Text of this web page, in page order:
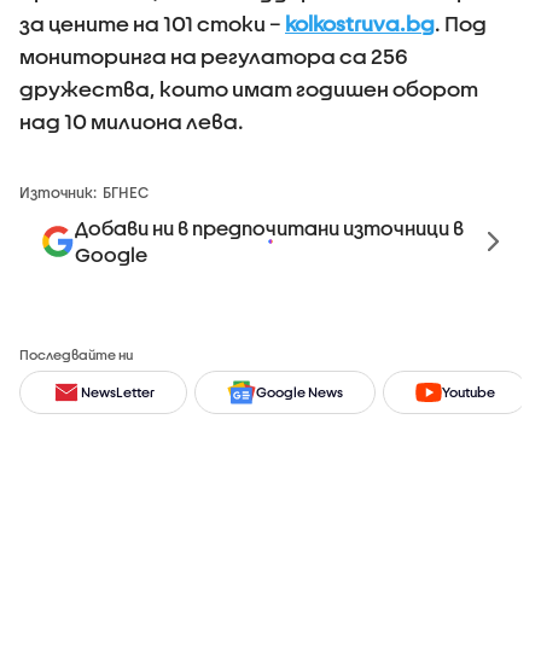
за цените на 101 стоки – kolkostruva.bg. Под
мониторинга на регулатора са 256
дружества, които имат годишен оборот
над 10 милиона лева.
Източник: БГНЕС
Добави ни в предпочитани източници в
Google
Последвайте ни
NewsLetter Google News Youtube